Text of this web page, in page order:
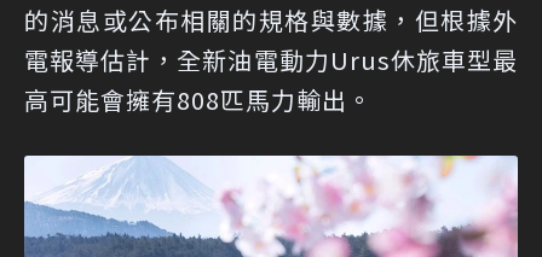
的消息或公布相關的規格與數據，但根據外
電報導估計，全新油電動力Urus休旅車型最
高可能會擁有808匹馬力輸出。